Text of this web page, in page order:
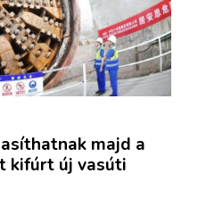
majd a
kifúrt új vasúti